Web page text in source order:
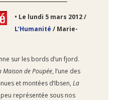
• Le lundi 5mars 2012 /
L’Humanité / Marie-
sur les bords d’un fjord.
Maison de Poupée, l’une des
et montées d’Ibsen, La
représentée sous nos